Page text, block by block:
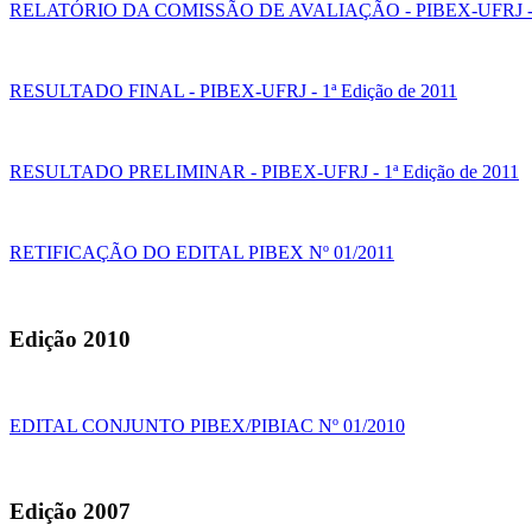
RELATÓRIO DA COMISSÃO DE AVALIAÇÃO - PIBEX-UFRJ -
RESULTADO FINAL - PIBEX-UFRJ - 1ª Edição de 2011
RESULTADO PRELIMINAR - PIBEX-UFRJ - 1ª Edição de 2011
RETIFICAÇÃO DO EDITAL PIBEX Nº 01/2011
Edição 2010
EDITAL CONJUNTO PIBEX/PIBIAC Nº 01/2010
Edição 2007